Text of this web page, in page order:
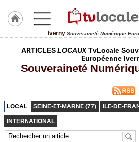
Iverny Souveraineté Numérique
J'adhère
TvLocale
France
Accueil
ARTICLES LOCAUXTvLocale
Européenne
Souveraineté
LOCAL SEINE-ET-MARNE (77) ILE-DE-
INTERNATIONAL